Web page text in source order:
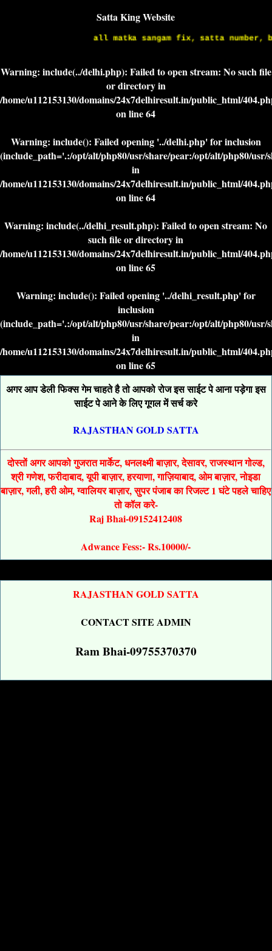
Satta King Website
all matka sangam fix, satta
Warning: include(../delhi.php): Failed to open stream: No such file
or directory in
/home/u112153130/domains/24x7delhiresult.in/public_html/
on line64
Warning: include(): Failed opening '../delhi.php' for inclusion
(include_path='.:/opt/alt/php80/usr/share/pear:/opt/alt/php80/
in
/home/u112153130/domains/24x7delhiresult.in/public_html/
on line64
Warning: include(../delhi_result.php): Failed to open stream: No
such file or directory in
/home/u112153130/domains/24x7delhiresult.in/public_html/
on line65
Warning: include(): Failed opening '../delhi_result.php' for
inclusion
(include_path='.:/opt/alt/php80/usr/share/pear:/opt/alt/php80/
in
/home/u112153130/domains/24x7delhiresult.in/public_html/
on line65
अगर आप डेली फिक्स गेम चाहते है तो आपको रोज इस साईट पे आना पड़ेगा इस
साईट पे आने के लिए गूगल में सर्च करे
RAJASTHAN GOLD SATTA
दोस्तों अगर आपको गुजरात मार्केट, धनलक्ष्मी बाज़ार, देसावर, राजस्थान गोल्ड,
श्री गणेश, फरीदाबाद, यूपी बाज़ार, हरयाणा, गाज़ियाबाद, ओम बाज़ार, नोइडा
बाज़ार, गली, हरी ओम, ग्वालियर बाज़ार, सुपर पंजाब का रिजल्ट 1 घंटे पहले चाहिए
तो कॉल करे-
Raj Bhai-09152412408
Adwance Fess:- Rs.10000/-
RAJASTHAN GOLD SATTA
CONTACT SITE ADMIN
Ram Bhai-09755370370